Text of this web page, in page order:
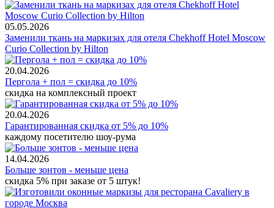
05.05.2026
Заменили ткань на маркизах для отеля Chekhoff Hotel Moscow
Curio Collection by Hilton
20.04.2026
Пергола + пол = скидка до 10%
скидка на комплексный проект
20.04.2026
Гарантированная скидка от 5% до 10%
каждому посетителю шоу-рума
14.04.2026
Больше зонтов - меньше цена
скидка 5% при заказе от 5 штук!